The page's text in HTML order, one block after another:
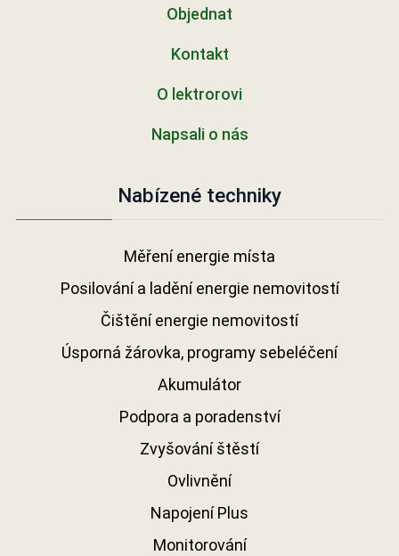
Objednat
Kontakt
O lektrorovi
Napsali o nás
Nabízené techniky
Měření energie místa
Posilování a ladění energie nemovitostí
Čištění energie nemovitostí
Úsporná žárovka, programy sebeléčení
Akumulátor
Podpora a poradenství
Zvyšování štěstí
Ovlivnění
Napojení Plus
Monitorování